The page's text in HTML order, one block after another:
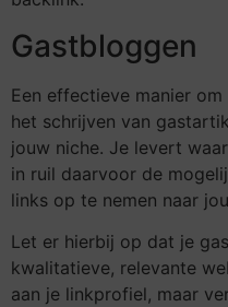
Gastbloggen
Een effectieve manier
het schrijven van
jouw niche. Je levert
in ruil daarvoor de
links op te nemen naar
Let er hierbij op dat je
kwalitatieve, relevante
aan je linkprofiel, maar